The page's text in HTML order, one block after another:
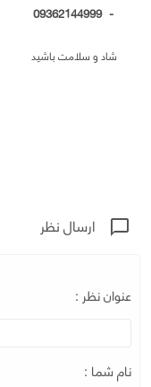
-
09362144999
شاد و سلامت باشید
chat_bubble_outline ارسال نظر
عنوان نظر :
نام شما :